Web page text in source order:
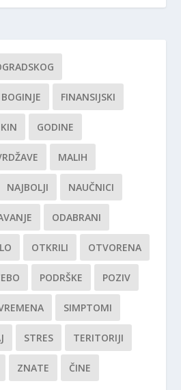
BOGINJE FINANSIJSKI
GODINE
MALIH
NAJBOLJI NAUČNICI
ODABRANI
OTKRILI OTVORENA
PODRŠKE POZIV
SIMPTOMI
STRES TERITORIJI
ZNATE ČINE